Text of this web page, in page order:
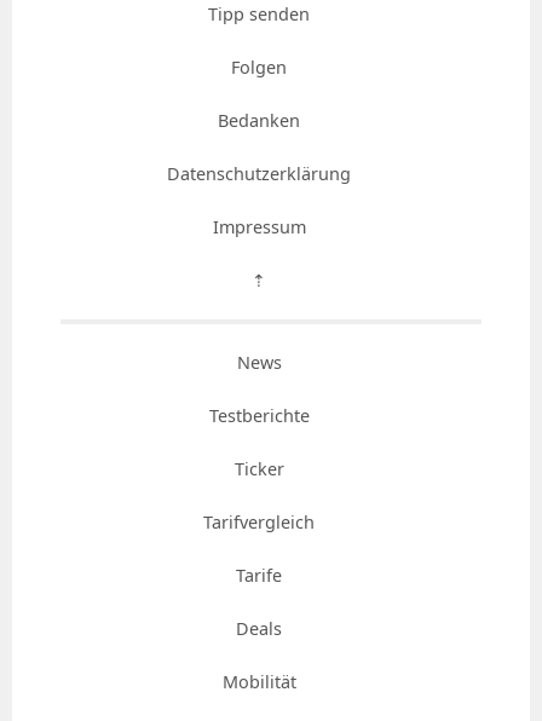
Tipp senden
Folgen
Bedanken
Datenschutzerklärung
Impressum
⇡
News
Testberichte
Ticker
Tarifvergleich
Tarife
Deals
Mobilität